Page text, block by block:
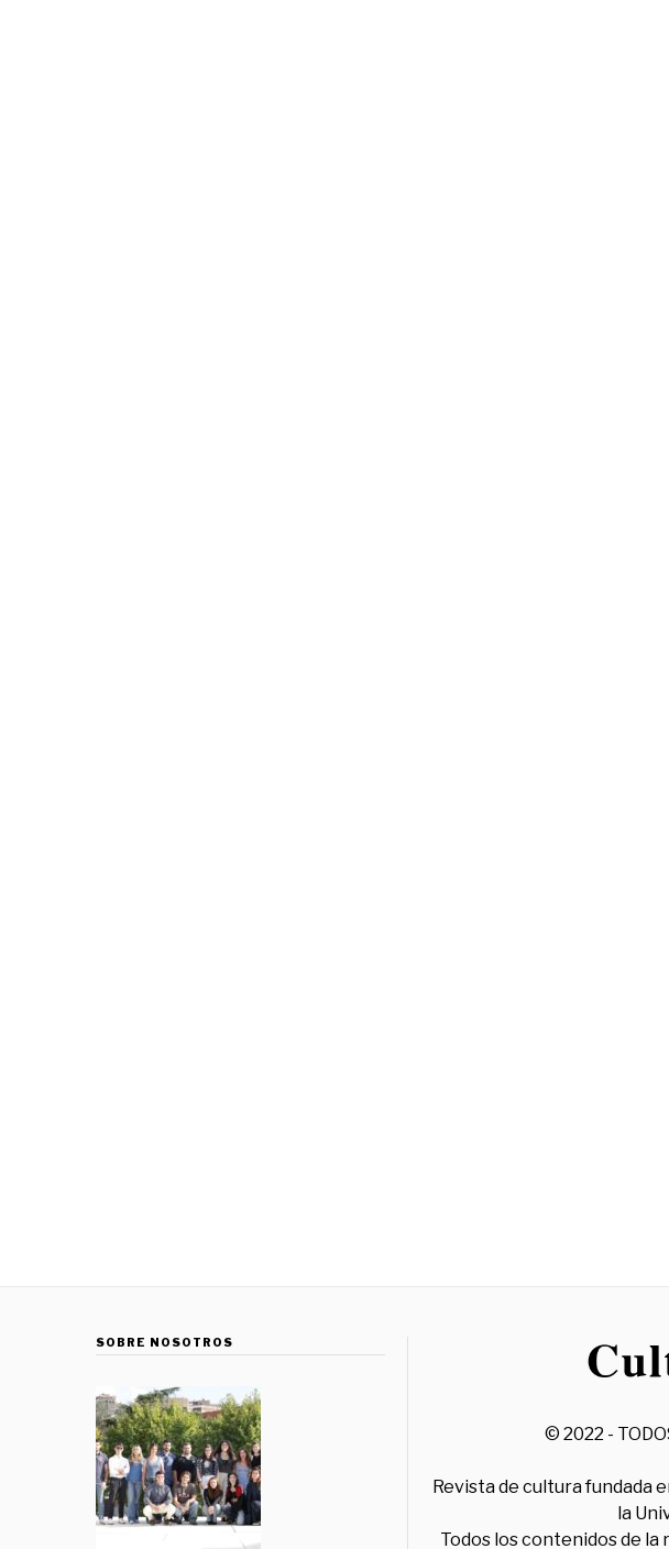
SOBRE NOSOTROS
© 2022 -
Revista de cultura fundada
la
Todos los contenidos de